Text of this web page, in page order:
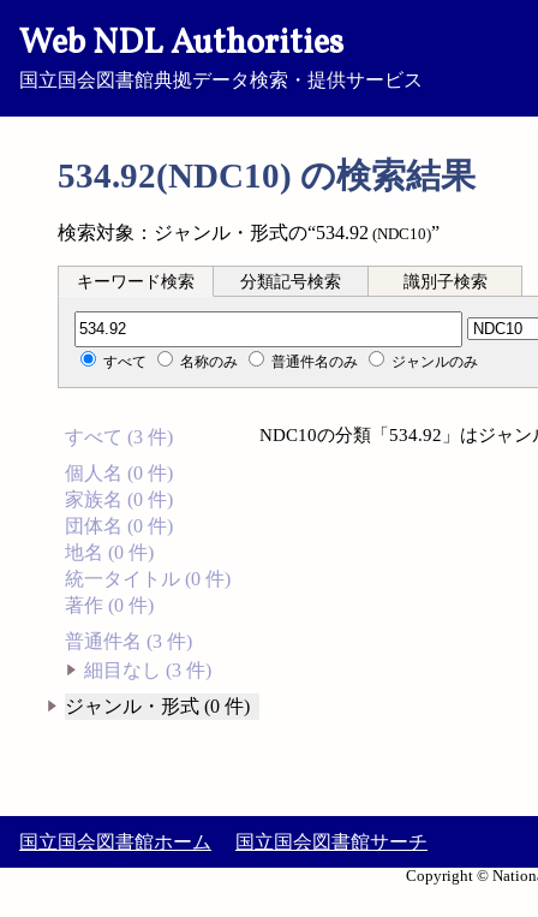
Web NDL Authorities
国立国会図書館典拠データ検索・提供サービス
534.92(NDC10) の検索結果
検索対象：ジャンル・形式の“534.92 (NDC10)”
キーワード検索 分類記号検索 識別子検索
分類記号検索
すべて 名称のみ 普通件名のみ ジャンルのみ
すべて (3 件)
個人名 (0 件)
家族名 (0 件)
団体名 (0 件)
地名 (0 件)
統一タイトル (0 件)
著作 (0 件)
普通件名 (3 件)
細目なし (3 件)
ジャンル・形式 (0 件)
NDC10の分類「534.92」はジャ
国立国会図書館ホーム 国立国会図書館サーチ
Copyright ©